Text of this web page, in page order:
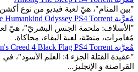
"بين المنام"، هيّ لعبة فيديو من نوع
مُعرَّبة Ancestors The Humankind Odyssey PS4 Torrent
"الأسلاف: ملحمة الجنس البشريّ"، هيّ
مُغامرات، منصّة، لعبة البقاء، محاكاة.
مُعرَّبة Assassin's Creed 4 Black Flag PS4 Torrent
"عقيدة القتلة الجزء 4:
القراصنة و الإنجليز...